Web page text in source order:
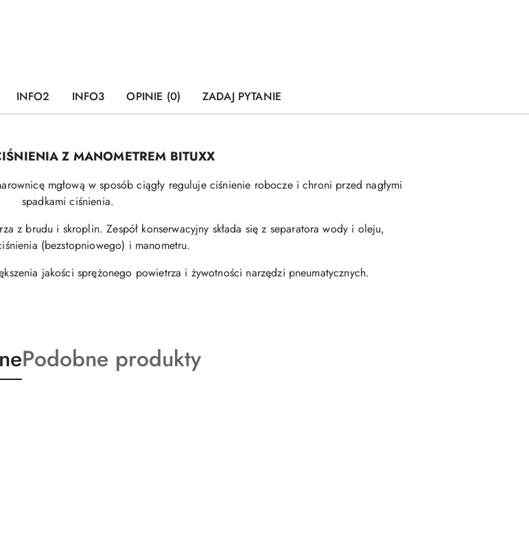
INFO2 INFO3 OPINIE (0) ZADAJ PYTANIE
Z MANOMETREM BITUXX
mgłową w sposób ciągły reguluje ciśnienie robocze i chroni przed nagłymi
spadkami ciśnienia.
z brudu i skroplin. Zespół konserwacyjny składa się z separatora wody i oleju,
(bezstopniowego) i manometru.
jakości sprężonego powietrza i żywotności narzędzi pneumatycznych.
Produkty
o
Podobne produkty